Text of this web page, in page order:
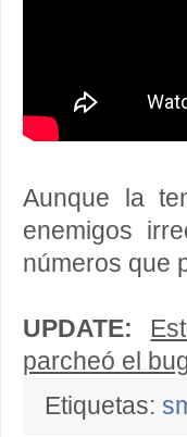
Aunque la
enemigos
números que
UPDATE:
parcheó el
Etiquetas: